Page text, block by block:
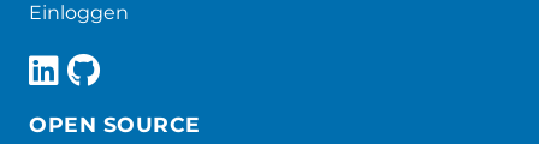
Einloggen
OPEN SOURCE